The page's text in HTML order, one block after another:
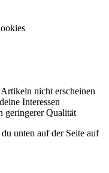
nicht erscheinen
Interessen
geringerer Qualität
unten auf der Seite auf